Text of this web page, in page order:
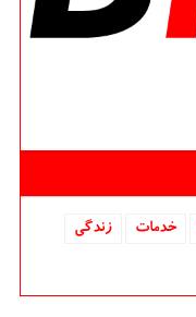
خدمات
زندگی